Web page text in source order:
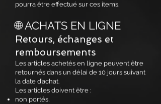
pourra être effectué sur ces items.
🌐 ACHATS EN LIGNE
Retours, échanges et
remboursements
Les articles achetés en ligne peuvent être
retournés dans un délai de 10 jours suivant
la date d’achat.
Les articles doivent être :
non portés,